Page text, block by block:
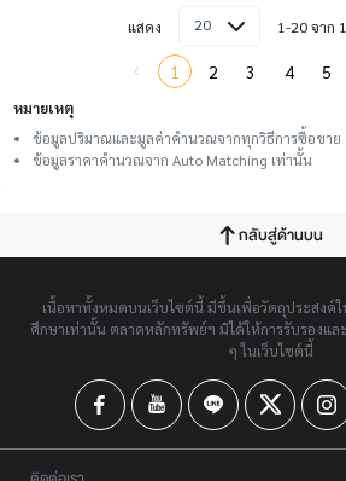
แสดง 20 1-20 จาก
1 2 3 4 5
หมายเหตุ
ข้อมูลปริมาณและมูลค่าคำนวณจากทุกวิธีการซื้อขาย
ข้อมูลราคาคำนวณจาก Auto Matching เท่านั้น
กลับสู่ด้านบน
เนื้อหาทั้งหมดบนเว็บไซต์นี้ มีขึ้นเพื่อวัตถุประสงค์
ศึกษาเท่านั้น ตลาดหลักทรัพย์ฯ มิได้ให้การรับรองแ
ๆ ในเว็บไซต์นี้